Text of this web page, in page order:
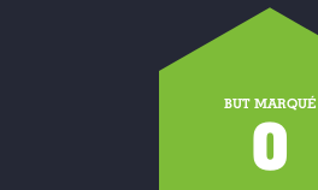
BUT MARQUÉ
0